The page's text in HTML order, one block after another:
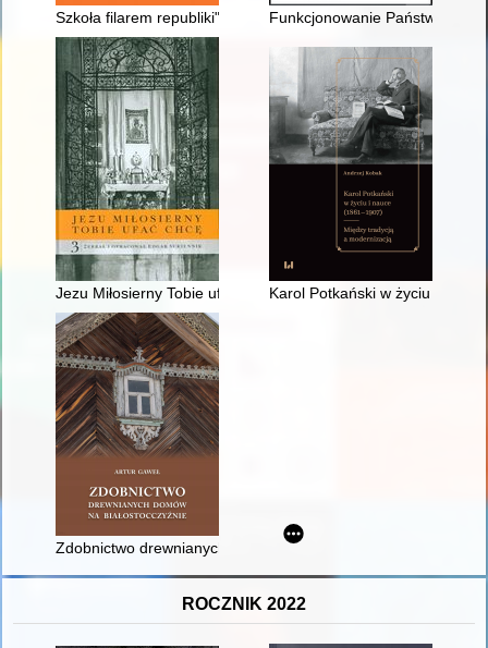
Szkoła filarem republiki" : proces profesjonalizacji zawodu
Funkcjonowanie
Jezu Miłosierny Tobie ufać chcę : księga pamiątkowa
Karol Potkański w życiu i
Zdobnictwo drewnianych domów na Białostocczyźnie
ROCZNIK 2022